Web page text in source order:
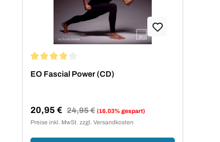
EO Fascial Power (CD)
Verkaufspreis:
20,95 € Regulärer Preis:
24,95 € (16.03% gespart)
Preise inkl. MwSt. zzgl. Versandkosten